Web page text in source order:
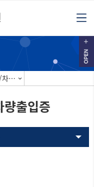
증명서/학생증/차량출입증
출입증